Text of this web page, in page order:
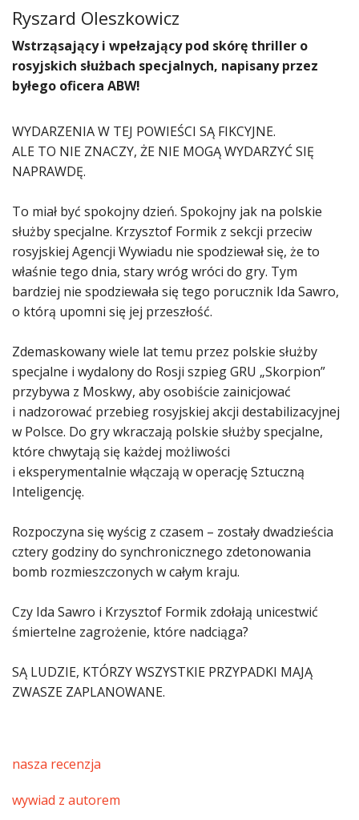
Ryszard Oleszkowicz
Wstrząsający i wpełzający pod skórę thriller o
rosyjskich służbach specjalnych, napisany przez
byłego oficera ABW!
WYDARZENIA W TEJ POWIEŚCI SĄ FIKCYJNE.
ALE TO NIE ZNACZY, ŻE NIE MOGĄ WYDARZYĆ SIĘ
NAPRAWDĘ.
To miał być spokojny dzień. Spokojny jak na polskie
służby specjalne. Krzysztof Formik z sekcji przeciw
rosyjskiej Agencji Wywiadu nie spodziewał się, że to
właśnie tego dnia, stary wróg wróci do gry. Tym
bardziej nie spodziewała się tego porucznik Ida Sawro,
o którą upomni się jej przeszłość.
Zdemaskowany wiele lat temu przez polskie służby
specjalne i wydalony do Rosji szpieg GRU „Skorpion”
przybywa z Moskwy, aby osobiście zainicjować
i nadzorować przebieg rosyjskiej akcji destabilizacyjnej
w Polsce. Do gry wkraczają polskie służby specjalne,
które chwytają się każdej możliwości
i eksperymentalnie włączają w operację Sztuczną
Inteligencję.
Rozpoczyna się wyścig z czasem – zostały dwadzieścia
cztery godziny do synchronicznego zdetonowania
bomb rozmieszczonych w całym kraju.
Czy Ida Sawro i Krzysztof Formik zdołają unicestwić
śmiertelne zagrożenie, które nadciąga?
SĄ LUDZIE, KTÓRZY WSZYSTKIE PRZYPADKI MAJĄ
ZWASZE ZAPLANOWANE.
nasza recenzja
wywiad z autorem